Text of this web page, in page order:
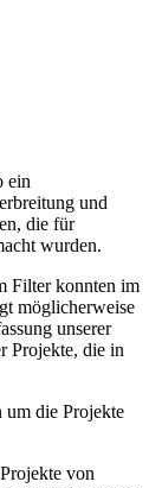
ein
und
die für
wurden.
Filter konnten im
möglicherweise
unserer
Projekte, die in
um die Projekte
von